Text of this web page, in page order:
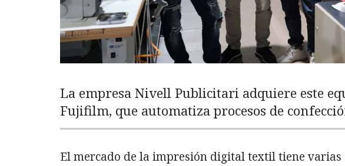
La empresa Nivell Publicitari adquiere este
Fujifilm, que automatiza procesos de
El mercado de la impresión digital textil tiene varias